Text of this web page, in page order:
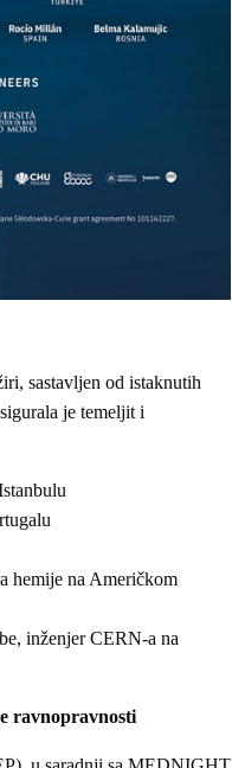
sastavljen od istaknutih
je temeljit i
hemije na Američkom
inženjer CERN-a na
ravnopravnosti